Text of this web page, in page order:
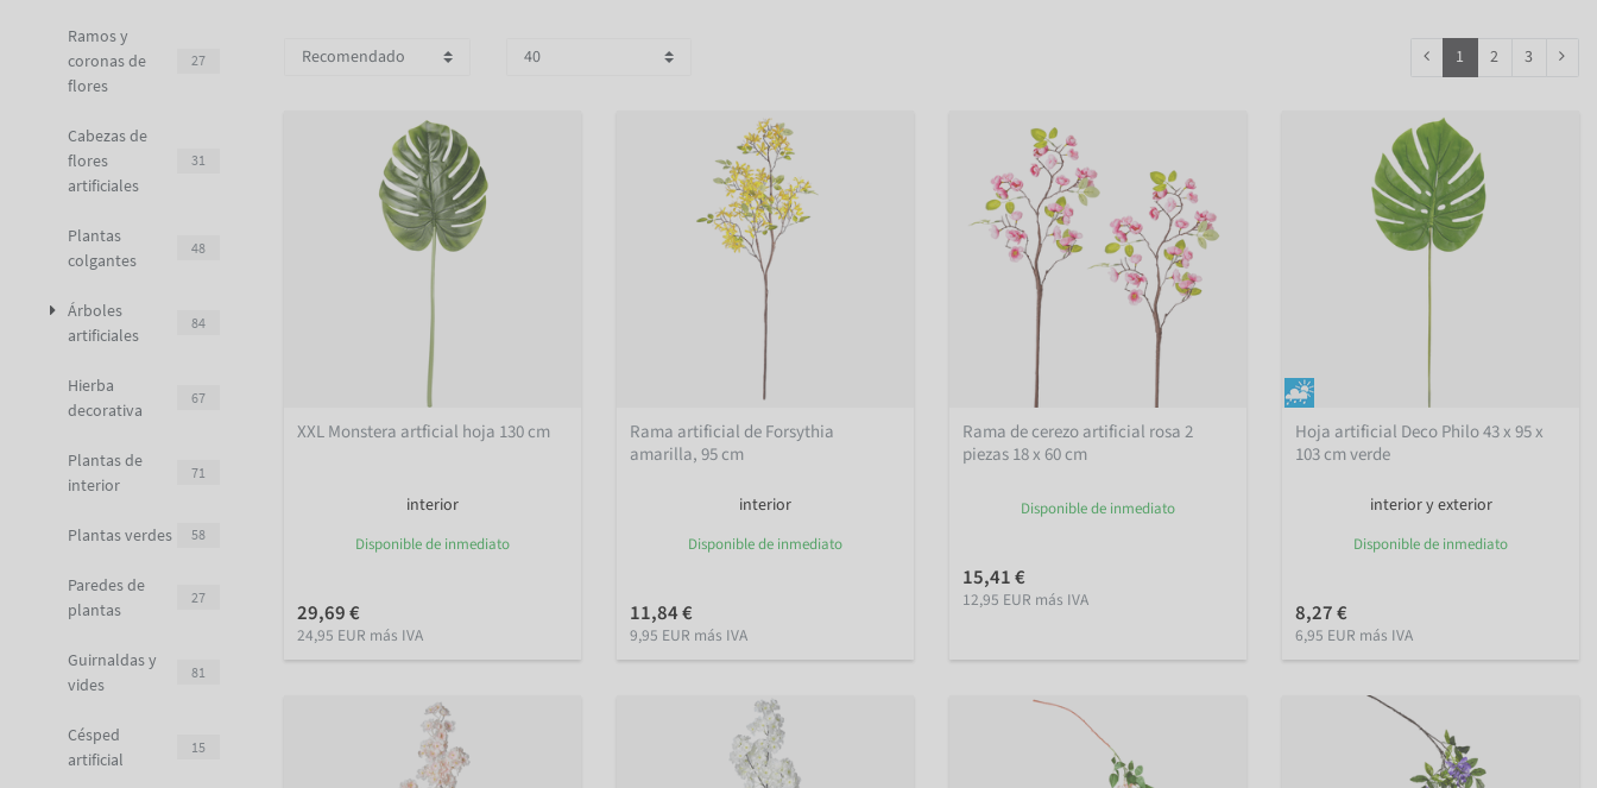
Ramos y
coronas de
flores
27
Cabezas de
flores
artificiales
31
Plantas
colgantes
48
Árboles
artificiales
84
Hierba
decorativa
67
Plantas de
interior
71
Plantas verdes 58
Paredes de
plantas
27
Guirnaldas y
vides
81
Césped
artificial
15
1 2 3
XXL Monstera artficial hoja 130 cm
interior
Disponible de inmediato
29,69 €
24,95 EUR más IVA
Rama artificial de Forsythia
amarilla, 95 cm
interior
Disponible de inmediato
11,84 €
9,95 EUR más IVA
Rama de cerezo artificial rosa 2
piezas 18 x 60 cm
Disponible de inmediato
15,41 €
12,95 EUR más IVA
Hoja artificial Deco Philo 43 x 95 x
103 cm verde
interior y exterior
Disponible de inmediato
8,27 €
6,95 EUR más IVA